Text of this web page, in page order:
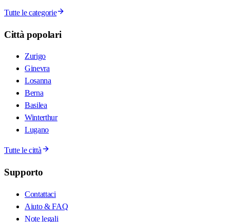
Tutte le categorie
Città popolari
Zurigo
Ginevra
Losanna
Berna
Basilea
Winterthur
Lugano
Tutte le città
Supporto
Contattaci
Aiuto & FAQ
Note legali